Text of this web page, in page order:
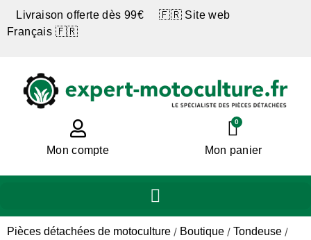
Livraison offerte dès 99€ 🇫🇷 Site web
Français 🇫🇷
Mon compte
0
Mon panier
Pièces détachées de motoculture / Boutique / Tondeuse /